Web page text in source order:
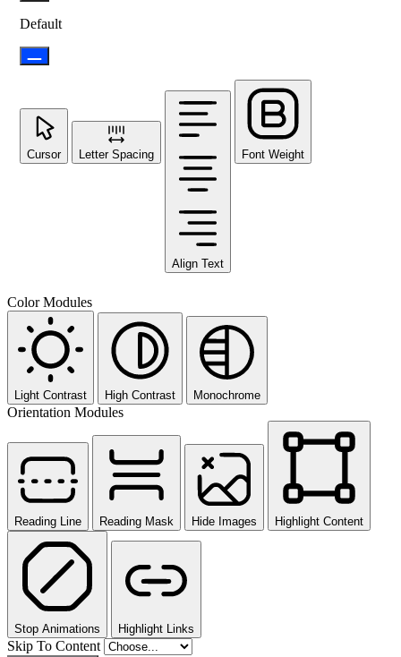
Default
Cursor Letter Spacing
Align Text
Font Weight
Color Modules
Light Contrast High Contrast Monochrome
Orientation Modules
Reading Line Reading Mask Hide Images Highlight Content
Stop Animations Highlight Links
Skip To Content